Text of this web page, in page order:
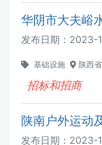
华阴市大夫峪
发布日期： 2023-
基础设施 陕西
招标和招商
陕南户外运动
发布日期： 2023-